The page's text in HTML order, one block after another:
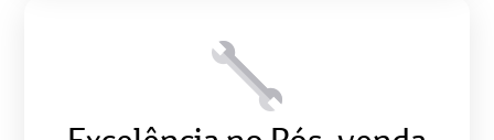
Excelência no Pós-venda